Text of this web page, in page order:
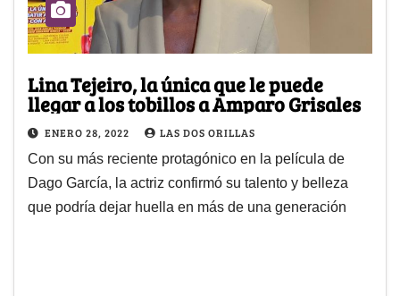
Lina Tejeiro, la única que le puede
llegar a los tobillos a Amparo Grisales
ENERO 28, 2022 LAS DOS ORILLAS
Con su más reciente protagónico en la película de
Dago García, la actriz confirmó su talento y belleza
que podría dejar huella en más de una generación